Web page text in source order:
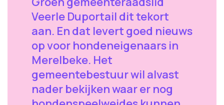
Veerle Duportail dit tekort
aan. En dat levert goed nieuws
op voor hondeneigenaars in
Merelbeke. Het
gemeentebestuur wil alvast
nader bekijken waar er nog